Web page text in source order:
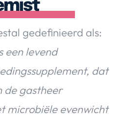
CHOICE
Gadgets
Huis & Tuin
Lifestyle
gedefinieerd als:
een levend
dat
de gastheer
microbiële evenwicht